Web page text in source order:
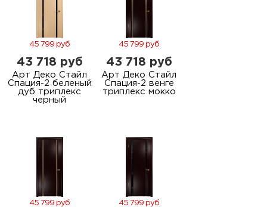
45 799 руб
43 718 руб
Арт Деко Стайл
Спация-2 беленый
дуб триплекс
черный
45 799 руб
43 718 руб
Арт Деко Стайл
Спация-2 венге
триплекс мокко
45 799 руб 45 799 руб